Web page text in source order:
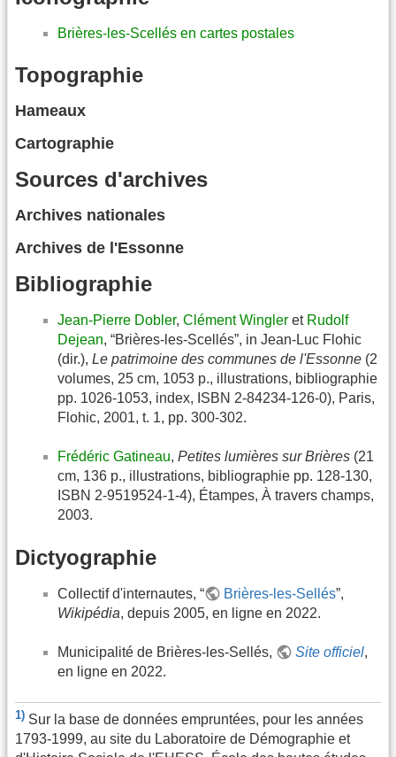
Brières-les-Scellés en cartes postales
Topographie
Hameaux
Cartographie
Sources d'archives
Archives nationales
Archives de l'Essonne
Bibliographie
Jean-Pierre Dobler, Clément Wingler et Rudolf
Dejean, “Brières-les-Scellés”, in Jean-Luc Flohic
(dir.), Le patrimoine des communes de l'Essonne (2
volumes, 25 cm, 1053 p., illustrations, bibliographie
pp. 1026-1053, index, ISBN 2-84234-126-0), Paris,
Flohic, 2001, t. 1, pp. 300-302.
Frédéric Gatineau, Petites lumières sur Brières (21
cm, 136 p., illustrations, bibliographie pp. 128-130,
ISBN 2-9519524-1-4), Étampes, À travers champs,
2003.
Dictyographie
Collectif d'internautes, “ Brières-les-Sellés”,
Wikipédia, depuis 2005, en ligne en 2022.
Municipalité de Brières-les-Sellés, Site officiel,
en ligne en 2022.
1) Sur la base de données empruntées, pour les années
1793-1999, au site du Laboratoire de Démographie et